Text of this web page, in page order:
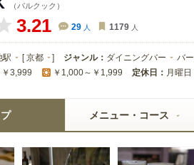
（バルクック）
3.21 29 人 1179 人
駅 [京都 ] ジャンル： ダイニングバー バー
￥3,999 ￥1,000～￥1,999 定休日： 月曜日
メニュー・コース